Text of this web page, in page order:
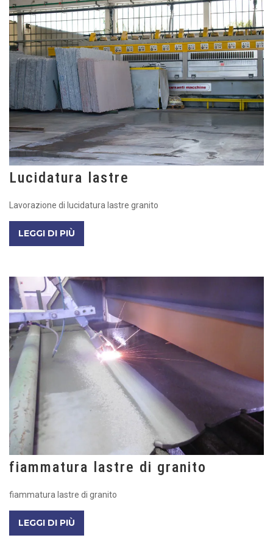
Lucidatura lastre
Lavorazione di lucidatura lastre granito
LEGGI DI PIÙ
fiammatura lastre di granito
fiammatura lastre di granito
LEGGI DI PIÙ